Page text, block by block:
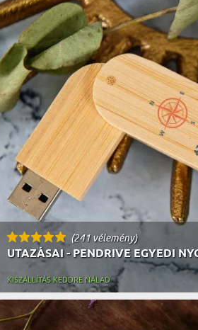
(241 vélemény)
UTAZÁSAI - PENDRIVE EGYEDI
KISZÁLLÍTÁS KEDDRE NÁLAD